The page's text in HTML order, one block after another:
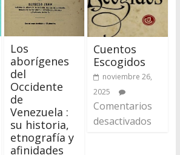
Los
aborígenes
del
Occidente
de
Venezuela :
su historia,
etnografía y
afinidades
Cuentos
Escogidos
noviembre 26,
2025
Comentarios
desactivados